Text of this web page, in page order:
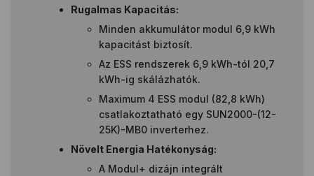
Rugalmas Kapacitás:
Minden akkumulátor modul 6,9 kWh
kapacitást biztosít.
Az ESS rendszerek 6,9 kWh-tól 20,7
kWh-ig skálázhatók.
Maximum 4 ESS modul (82,8 kWh)
csatlakoztatható egy SUN2000-(12-
25K)-MB0 inverterhez.
Növelt Energia Hatékonyság:
A Modul+ dizájn integrált